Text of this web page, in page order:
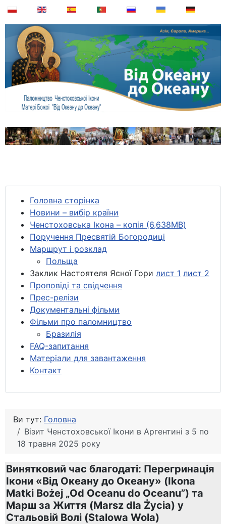
Головна сторінка
Новини – вибір країни
Ченстоховська Ікона – копія (6,638MB)
Поручення Пресвятій Богородиці
Маршрут і розклад
Польща
Заклик Настоятеля Ясної Гори лист 1 лист 2
Проповіді та свідчення
Прес-релізи
Документальні фільми
Фільми про паломництво
Бразилія
FAQ-запитання
Матеріали для завантаження
Контакт
Ви тут: Головна
Візит Ченстоховської Ікони в Аргентині з 5 по
18 травня 2025 року
Винятковий час благодаті: Перегринація
Ікони «Від Океану до Океану» (Ikona
Matki Bożej „Od Oceanu do Oceanu”) та
Марш за Життя (Marsz dla Życia) у
Стальовій Волі (Stalowa Wola)